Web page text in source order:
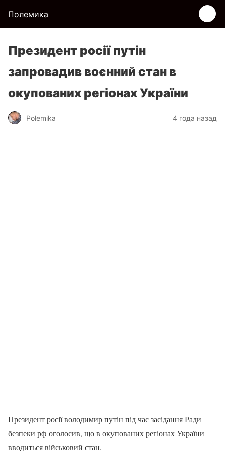
Полемика
Президент росії путін
запровадив воєнний стан в
окупованих регіонах України
Polemika 4 года назад
Президент росії володимир путін під час засідання Ради
безпеки рф оголосив, що в окупованих регіонах України
вводиться військовий стан.